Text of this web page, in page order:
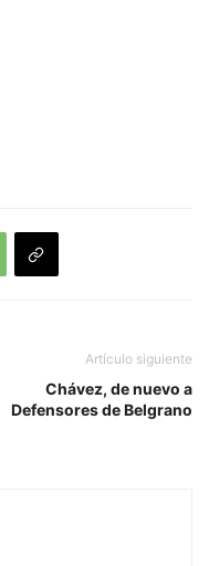
Artículo siguiente
Chávez, de nuevo a
Defensores de Belgrano